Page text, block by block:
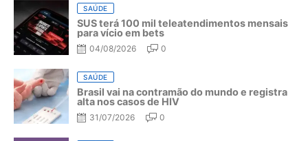
SAÚDE
SUS terá 100 mil teleatendimentos mensais
para vício em bets
04/08/2026 0
SAÚDE
Brasil vai na contramão do mundo e registra
alta nos casos de HIV
31/07/2026 0